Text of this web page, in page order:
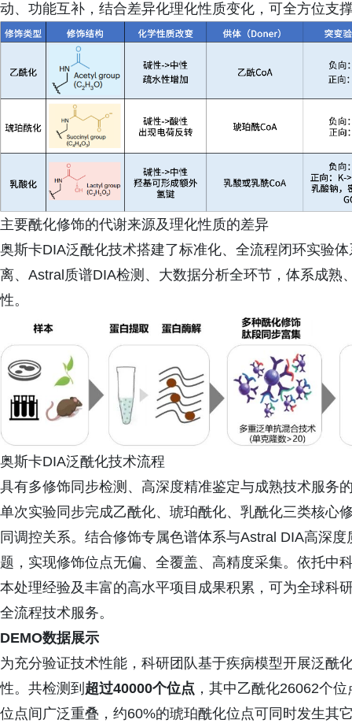
动、功能互补，结合差异化理化性质变化，可全方位支
主要酰化修饰的代谢来源及理化性质的差异
奥斯卡DIA泛酰化技术搭建了标准化、全流程闭环实验
离、Astral质谱DIA检测、大数据分析全环节，体系成
性。
奥斯卡DIA泛酰化技术流程
具有多修饰同步检测、高深度精准鉴定与成熟技术服务
单次实验同步完成乙酰化、琥珀酰化、乳酰化三类核心
同调控关系。结合修饰专属色谱体系与Astral DIA高深
题，实现修饰位点无偏、全覆盖、高精度采集。依托中
本处理经验及丰富的高水平项目成果积累，可为全球科
全流程技术服务。
DEMO数据展示
为充分验证技术性能，科研团队基于疾病模型开展泛酰
性。共检测到 超过40000个位点 ，其中乙酰化26062个
位点间广泛重叠，约60%的琥珀酰化位点可同时发生其